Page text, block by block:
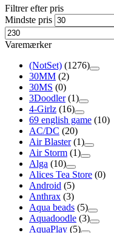
Filtrer efter pris
Mindste pris
Varemærker
(NotSet) (1276)
30MM (2)
30MS (0)
3Doodler (1)
4-Girlz (16)
69 english game (10)
AC/DC (20)
Air Blaster (1)
Air Storm (1)
Alga (10)
Alices Tea Store (0)
Android (5)
Anthrax (3)
Aqua beads (5)
Aquadoodle (3)
AquaPlay (5)